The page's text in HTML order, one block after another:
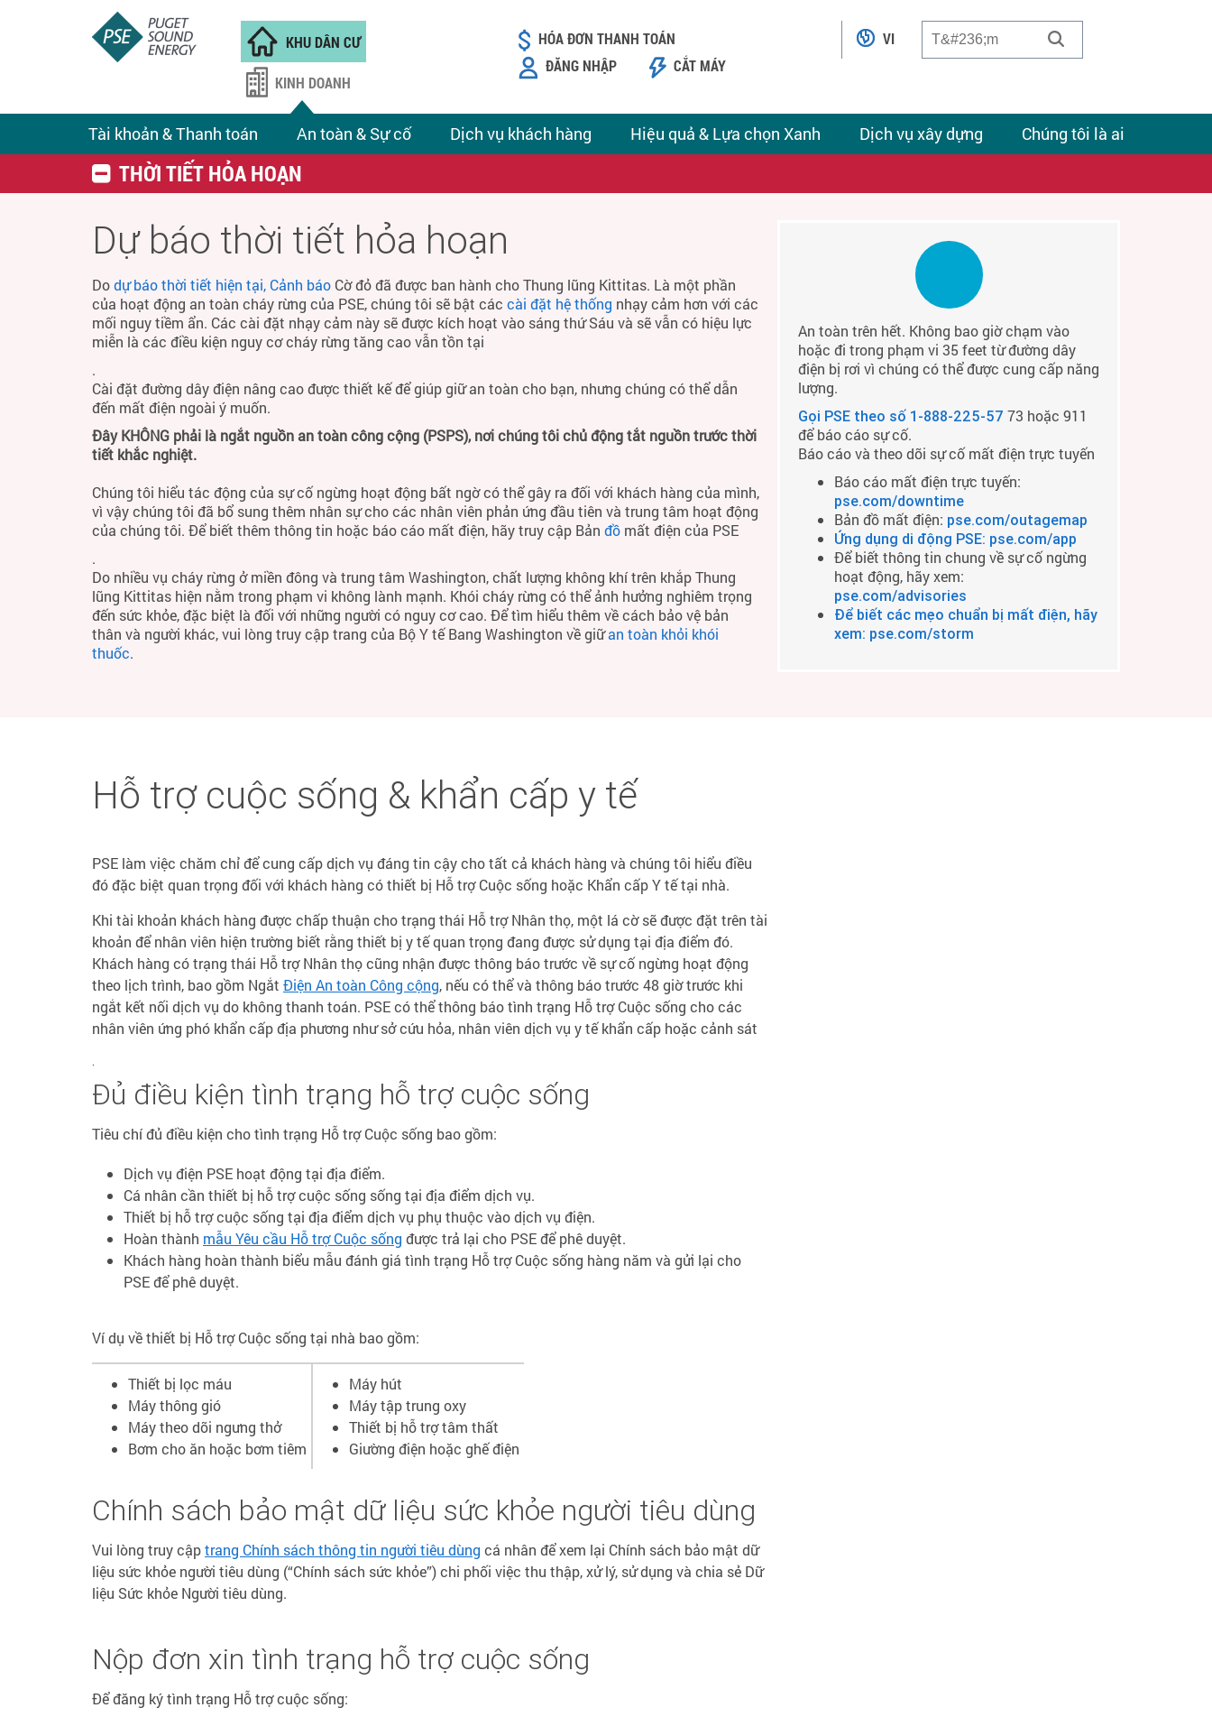
KHU DÂN CƯ
Tài khoản & Thanh toán An toàn & Sự cố Dịch vụ khách hàng Hiệu quả & Lựa chọn Xanh Dịch vụ xây dựng Chúng tôi là ai
KINH DOANH
HÓA ĐƠN THANH TOÁN
ĐĂNG NHẬP
CẮT MÁY
VI
THỜI TIẾT HỎA HOẠN
Dự báo thời tiết hỏa hoạn
Dodự báo thời tiết hiện tại, Cảnh báo Cờ đỏ đã được ban hành cho Thung lũng Kittitas. Là một phần
của hoạt động an toàn cháy rừng của PSE, chúng tôi sẽ bật các cài đặt hệ thống nhạy cảm hơn với các
mối nguy tiềm ẩn. Các cài đặt nhạy cảm này sẽ được kích hoạt vào sáng thứ Sáu và sẽ vẫn có hiệu lực
miễn là các điều kiện nguy cơ cháy rừng tăng cao vẫn tồn tại
.
Cài đặt đường dây điện nâng cao được thiết kế để giúp giữ an toàn cho bạn, nhưng chúng có thể dẫn
đến mất điện ngoài ý muốn.
Đây KHÔNG phải là ngắt nguồn an toàn công cộng (PSPS), nơi chúng tôi chủ động tắt nguồn trước thời
tiết khắc nghiệt.
Chúng tôi hiểu tác động của sự cố ngừng hoạt động bất ngờ có thể gây ra đối với khách hàng của mình,
vì vậy chúng tôi đã bổ sung thêm nhân sự cho các nhân viên phản ứng đầu tiên và trung tâm hoạt động
của chúng tôi. Để biết thêm thông tin hoặc báo cáo mất điện, hãy truy cập Bản đồ mất điện của PSE
.
Do nhiều vụ cháy rừng ở miền đông và trung tâm Washington, chất lượng không khí trên khắp Thung
lũng Kittitas hiện nằm trong phạm vi không lành mạnh. Khói cháy rừng có thể ảnh hưởng nghiêm trọng
đến sức khỏe, đặc biệt là đối với những người có nguy cơ cao. Để tìm hiểu thêm về cách bảo vệ bản
thân và người khác, vui lòng truy cập trang của Bộ Y tế Bang Washington về giữan toàn khỏi khói
thuốc.
An toàn trên hết. Không bao giờ chạm vào
hoặc đi trong phạm vi 35 feet từ đường dây
điện bị rơi vì chúng có thể được cung cấp năng
lượng.
Gọi PSE theo số 1-888-225-57 73 hoặc 911
để báo cáo sự cố.
Báo cáo và theo dõi sự cố mất điện trực tuyến
Báo cáo mất điện trực tuyến:
pse.com/downtime
Bản đồ mất điện: pse.com/outagemap
Ứng dụng di động PSE: pse.com/app
Để biết thông tin chung về sự cố ngừng
hoạt động, hãy xem:
pse.com/advisories
Để biết các mẹo chuẩn bị mất điện, hãy
xem: pse.com/storm
Hỗ trợ cuộc sống & khẩn cấp y tế
PSE làm việc chăm chỉ để cung cấp dịch vụ đáng tin cậy cho tất cả khách hàng và chúng tôi hiểu điều
đó đặc biệt quan trọng đối với khách hàng có thiết bị Hỗ trợ Cuộc sống hoặc Khẩn cấp Y tế tại nhà.
Khi tài khoản khách hàng được chấp thuận cho trạng thái Hỗ trợ Nhân thọ, một lá cờ sẽ được đặt trên tài
khoản để nhân viên hiện trường biết rằng thiết bị y tế quan trọng đang được sử dụng tại địa điểm đó.
Khách hàng có trạng thái Hỗ trợ Nhân thọ cũng nhận được thông báo trước về sự cố ngừng hoạt động
theo lịch trình, bao gồm Ngắt Điện An toàn Công cộng, nếu có thể và thông báo trước 48 giờ trước khi
ngắt kết nối dịch vụ do không thanh toán. PSE có thể thông báo tình trạng Hỗ trợ Cuộc sống cho các
nhân viên ứng phó khẩn cấp địa phương như sở cứu hỏa, nhân viên dịch vụ y tế khẩn cấp hoặc cảnh sát
.
Đủ điều kiện tình trạng hỗ trợ cuộc sống
Tiêu chí đủ điều kiện cho tình trạng Hỗ trợ Cuộc sống bao gồm:
Dịch vụ điện PSE hoạt động tại địa điểm.
Cá nhân cần thiết bị hỗ trợ cuộc sống sống tại địa điểm dịch vụ.
Thiết bị hỗ trợ cuộc sống tại địa điểm dịch vụ phụ thuộc vào dịch vụ điện.
Hoàn thành mẫu Yêu cầu Hỗ trợ Cuộc sống được trả lại cho PSE để phê duyệt.
Khách hàng hoàn thành biểu mẫu đánh giá tình trạng Hỗ trợ Cuộc sống hàng năm và gửi lại cho
PSE để phê duyệt.
Ví dụ về thiết bị Hỗ trợ Cuộc sống tại nhà bao gồm:
Thiết bị lọc máu
Máy thông gió
Máy theo dõi ngưng thở
Bơm cho ăn hoặc bơm tiêm
Máy hút
Máy tập trung oxy
Thiết bị hỗ trợ tâm thất
Giường điện hoặc ghế điện
Chính sách bảo mật dữ liệu sức khỏe người tiêu dùng
Vui lòng truy cậptrang Chính sách thông tin người tiêu dùng cá nhân để xem lại Chính sách bảo mật dữ
liệu sức khỏe người tiêu dùng (“Chính sách sức khỏe”) chi phối việc thu thập, xử lý, sử dụng và chia sẻ Dữ
liệu Sức khỏe Người tiêu dùng.
Nộp đơn xin tình trạng hỗ trợ cuộc sống
Để đăng ký tình trạng Hỗ trợ cuộc sống: